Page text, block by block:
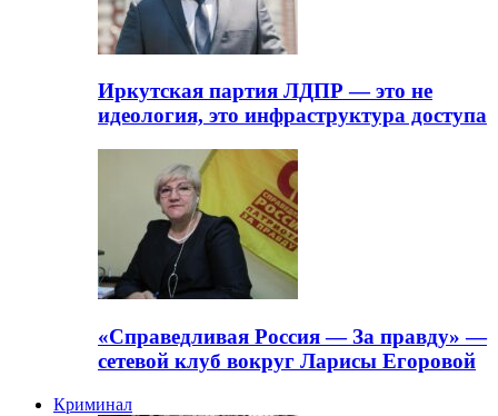
Иркутская партия ЛДПР — это не
идеология, это инфраструктура доступа
«Справедливая Россия — За правду» —
сетевой клуб вокруг Ларисы Егоровой
Криминал